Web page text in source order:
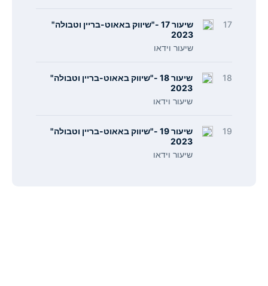
17
שיעור 17 -"שיווק באאוט-בריין וטבולה"
2023
שיעור וידאו
18
שיעור 18 -"שיווק באאוט-בריין וטבולה"
2023
שיעור וידאו
19
שיעור 19 -"שיווק באאוט-בריין וטבולה"
2023
שיעור וידאו